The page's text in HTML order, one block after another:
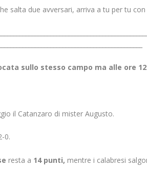
salta due avversari, arriva a tu per tu
sullo stesso campo ma alle ore
il Catanzaro di mister Augusto.
0.
resta a 14 punti, mentre i calabresi